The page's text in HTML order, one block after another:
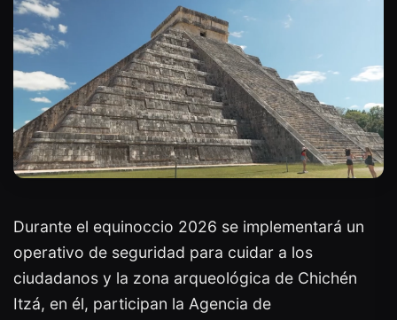
Durante el equinoccio 2026 se implementará un
operativo de seguridad para cuidar a los
ciudadanos y la zona arqueológica de Chichén
Itzá, en él, participan la Agencia de